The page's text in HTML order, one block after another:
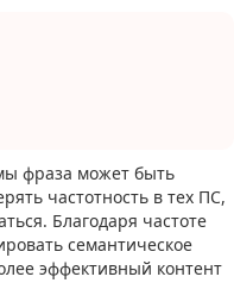
фраза может быть
частотность в тех ПС,
Благодаря частоте
семантическое
эффективный контент